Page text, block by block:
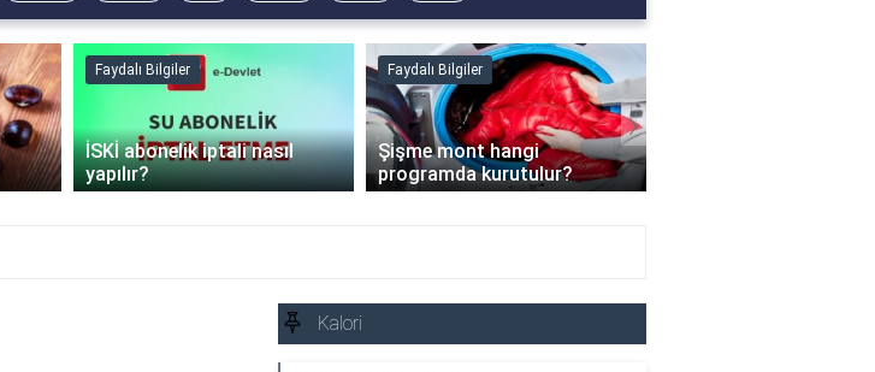
Faydalı Bilgiler
İSKİ abonelik iptali nasıl
yapılır?
Faydalı Bilgiler
Şişme mont hangi
programda kurutulur?
›
Kalori